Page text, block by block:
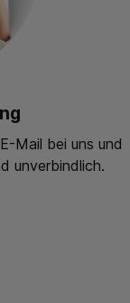
Mail bei uns und
unverbindlich.